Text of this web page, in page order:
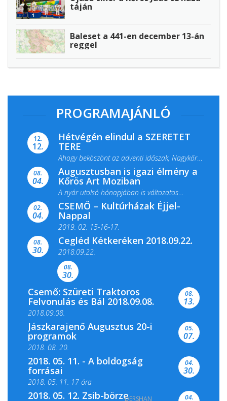
táján
Baleset a 441-en december 13-án
reggel
PROGRAMAJÁNLÓ
12.
12.
Hétvégén elindul a SZERETET
TERE
Ahogy beköszönt az adventi időszak, Nagykőrös
ismét megtelik ünnepi fénnyel és közös...
08.
04.
Augusztusban is igazi élmény a
Kőrös Art Moziban
A nyár utolsó hónapjában is változatos
filmkínálattal, családi...
02.
04.
CSEMŐ – Kultúrházak Éjjel-
Nappal
2019. 02. 15-16-17.
Színes és tartalmas programokkal várja a
Csemői Községi Könyvtár és...
08.
30.
Cegléd Kétkeréken 2018.09.22.
2018.09.22.
08.
30.
Csemő: Szüreti Traktoros
Felvonulás és Bál 2018.09.08.
2018.09.08.
08.
13.
Jászkarajenő Augusztus 20-i
programok
2018. 08. 20.
05.
07.
2018. 05. 11. - A boldogság
forrásai
2018. 05. 11. 17 óra
04.
30.
2018. 05. 12. Zsib-börze 04.
DERSHAN